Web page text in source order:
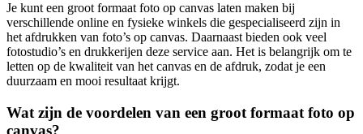
Je kunt een groot formaat foto op canvas laten maken bij
verschillende online en fysieke winkels die gespecialiseerd zijn in
het afdrukken van foto’s op canvas. Daarnaast bieden ook veel
fotostudio’s en drukkerijen deze service aan. Het is belangrijk om te
letten op de kwaliteit van het canvas en de afdruk, zodat je een
duurzaam en mooi resultaat krijgt.
Wat zijn de voordelen van een groot formaat foto op
canvas?